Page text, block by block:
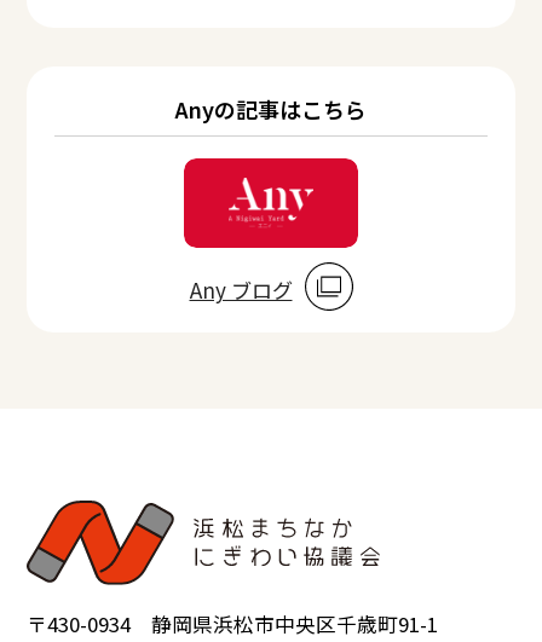
Anyの記事はこちら
Any ブログ
〒430-0934 静岡県浜松市中央区千歳町91-1